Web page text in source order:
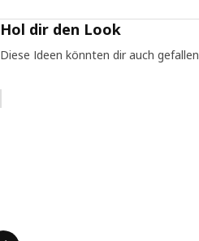
Hol dir den Look
Diese Ideen könnten dir auch gefallen